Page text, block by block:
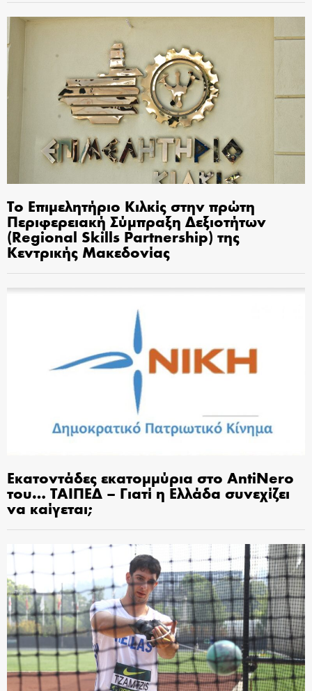
Το Επιμελητήριο Κιλκίς στην πρώτη
Περιφερειακή Σύμπραξη Δεξιοτήτων
(Regional Skills Partnership) της
Κεντρικής Μακεδονίας
Εκατοντάδες εκατομμύρια στο AntiNero
του… ΤΑΙΠΕΔ – Γιατί η Ελλάδα συνεχίζει
να καίγεται;